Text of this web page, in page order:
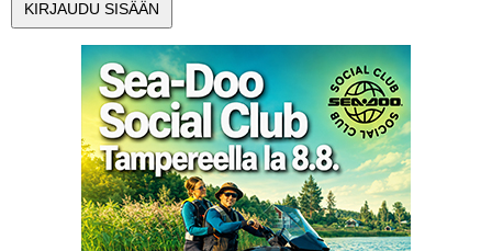
LUE DIGILEHDET
ASIAKASPALVELU JA
OHJEET
MEDIATIEDOT
YHTEYSTIEDOT